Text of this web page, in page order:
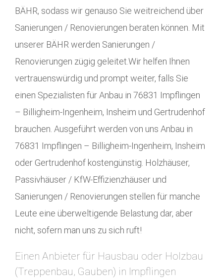
BÄHR, sodass wir genauso Sie weitreichend über
Sanierungen / Renovierungen beraten können. Mit
unserer BÄHR werden Sanierungen /
Renovierungen zügig geleitet.Wir helfen Ihnen
vertrauenswürdig und prompt weiter, falls Sie
einen Spezialisten für Anbau in 76831 Impflingen
– Billigheim-Ingenheim, Insheim und Gertrudenhof
brauchen. Ausgeführt werden von uns Anbau in
76831 Impflingen – Billigheim-Ingenheim, Insheim
oder Gertrudenhof kostengünstig. Holzhäuser,
Passivhäuser / KfW-Effizienzhäuser und
Sanierungen / Renovierungen stellen für manche
Leute eine überweltigende Belastung dar, aber
nicht, sofern man uns zu sich ruft!
Einen Anbieter für Hausbau oder Holzbau
(Treppenbau, Gauben) in Impflingen